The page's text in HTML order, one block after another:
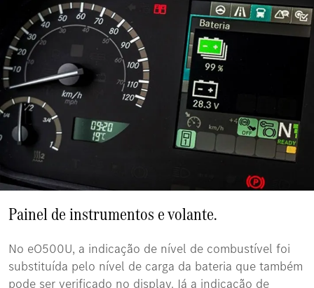
Painel de instrumentos e volante.
No eO500U, a indicação de nível de combustível foi
substituída pelo nível de carga da bateria que também
pode ser verificado no display. Já a indicação de